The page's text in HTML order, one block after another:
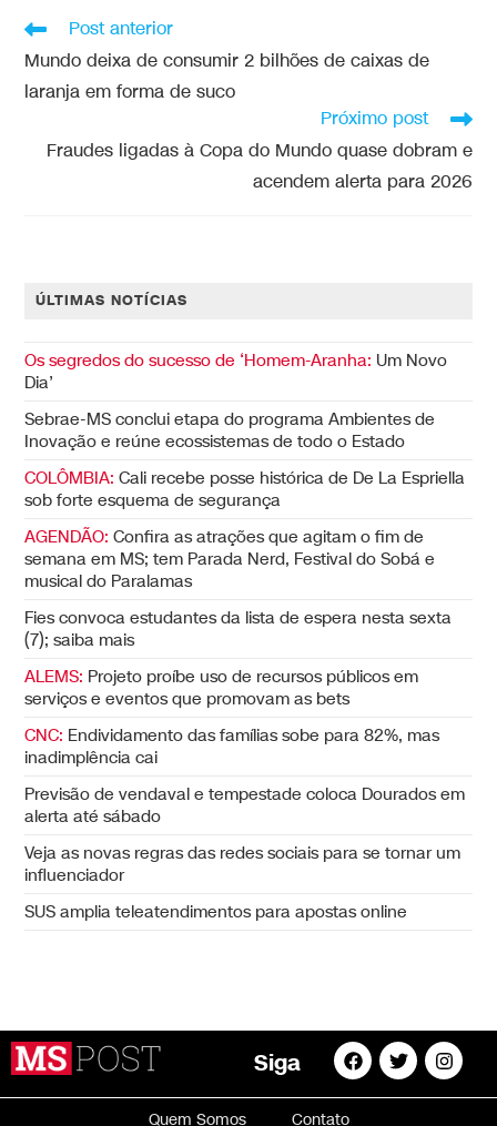
Post anterior
Mundo deixa de consumir 2 bilhões de caixas de
laranja em forma de suco
Próximo post
Fraudes ligadas à Copa do Mundo quase dobram e
acendem alerta para 2026
ÚLTIMAS NOTÍCIAS
Os segredos do sucesso de ‘Homem-Aranha: Um Novo
Dia’
Sebrae-MS conclui etapa do programa Ambientes de
Inovação e reúne ecossistemas de todo o Estado
COLÔMBIA: Cali recebe posse histórica de De La Espriella
sob forte esquema de segurança
AGENDÃO: Confira as atrações que agitam o fim de
semana em MS; tem Parada Nerd, Festival do Sobá e
musical do Paralamas
Fies convoca estudantes da lista de espera nesta sexta
(7); saiba mais
ALEMS: Projeto proíbe uso de recursos públicos em
serviços e eventos que promovam as bets
CNC: Endividamento das famílias sobe para 82%, mas
inadimplência cai
Previsão de vendaval e tempestade coloca Dourados em
alerta até sábado
Veja as novas regras das redes sociais para se tornar um
influenciador
SUS amplia teleatendimentos para apostas online
Siga
Quem Somos Contato